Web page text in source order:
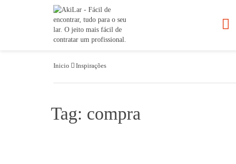
Inicio Inspirações
Tag: compra